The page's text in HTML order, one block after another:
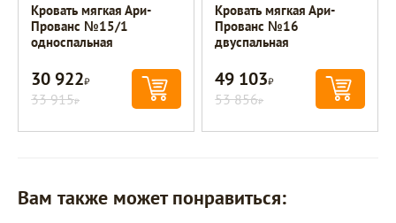
Кровать мягкая Ари-
Прованс №15/1
односпальная
30 922Р
33 915Р
Кровать мягкая Ари-
Прованс №16
двуспальная
49 103Р
53 856Р
Вам также может понравиться: